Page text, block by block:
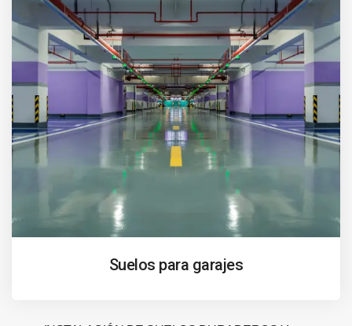
Suelos para garajes